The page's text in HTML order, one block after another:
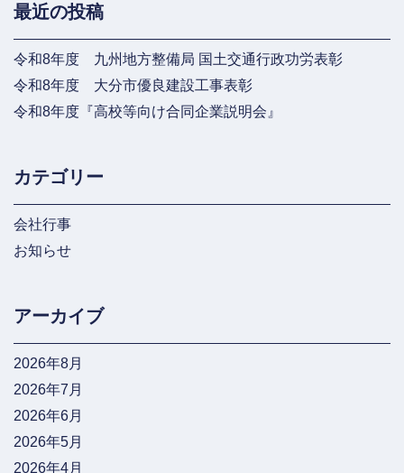
最近の投稿
令和8年度 九州地方整備局 国土交通行政功労表彰
令和8年度 大分市優良建設工事表彰
令和8年度『高校等向け合同企業説明会』
カテゴリー
会社行事
お知らせ
アーカイブ
2026年8月
2026年7月
2026年6月
2026年5月
2026年4月